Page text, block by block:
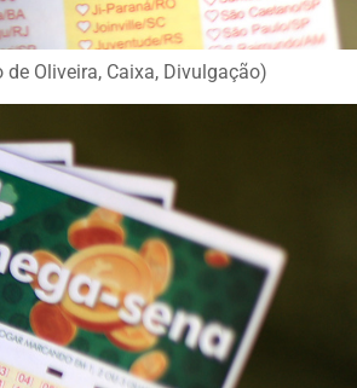
Oliveira, Caixa, Divulgação)